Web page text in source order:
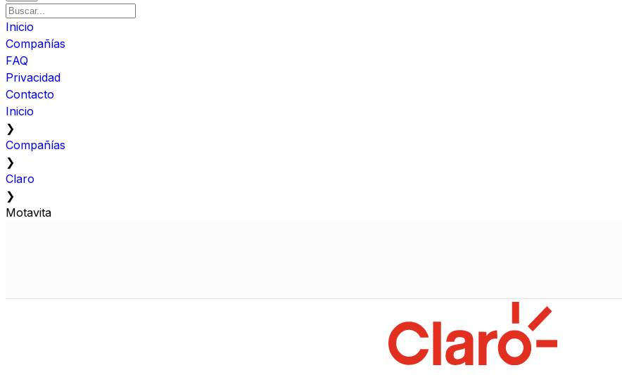
Inicio
Compañías
FAQ
Privacidad
Contacto
Inicio
❯
Compañías
❯
Claro
❯
Motavita